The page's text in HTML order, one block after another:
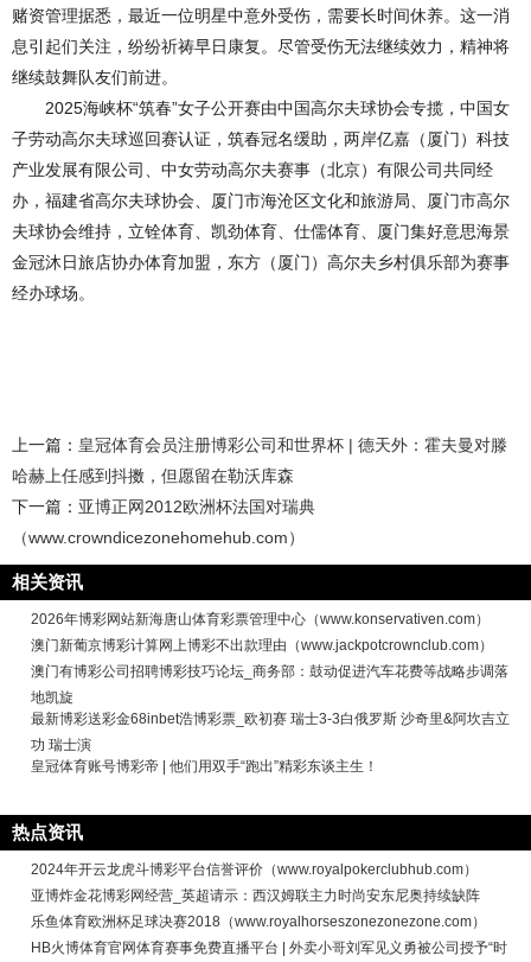
赌资管理据悉，最近一位明星中意外受伤，需要长时间休养。这一消
息引起们关注，纷纷祈祷早日康复。尽管受伤无法继续效力，精神将
继续鼓舞队友们前进。
2025海峡杯“筑春”女子公开赛由中国高尔夫球协会专揽，中国女
子劳动高尔夫球巡回赛认证，筑春冠名缓助，两岸亿嘉（厦门）科技
产业发展有限公司、中女劳动高尔夫赛事（北京）有限公司共同经
办，福建省高尔夫球协会、厦门市海沧区文化和旅游局、厦门市高尔
夫球协会维持，立铨体育、凯劲体育、仕儒体育、厦门集好意思海景
金冠沐日旅店协办体育加盟，东方（厦门）高尔夫乡村俱乐部为赛事
经办球场。
上一篇： 皇冠体育会员注册博彩公司和世界杯 | 德天外：霍夫曼对滕
哈赫上任感到抖擞，但愿留在勒沃库森
下一篇： 亚博正网2012欧洲杯法国对瑞典
（www.crowndicezonehomehub.com）
相关资讯
2026年博彩网站新海唐山体育彩票管理中心（www.konservativen.com）
澳门新葡京博彩计算网上博彩不出款理由（www.jackpotcrownclub.com）
澳门有博彩公司招聘博彩技巧论坛_商务部：鼓动促进汽车花费等战略步调落
地凯旋
最新博彩送彩金68inbet浩博彩票_欧初赛 瑞士3-3白俄罗斯 沙奇里&阿坎吉立
功 瑞士演
皇冠体育账号博彩帝 | 他们用双手“跑出”精彩东谈主生！
热点资讯
2024年开云龙虎斗博彩平台信誉评价（www.royalpokerclubhub.com）
亚博炸金花博彩网经营_英超请示：西汉姆联主力时尚安东尼奥持续缺阵
乐鱼体育欧洲杯足球决赛2018（www.royalhorseszonezonezone.com）
HB火博体育官网体育赛事免费直播平台 | 外卖小哥刘军见义勇被公司授予“时